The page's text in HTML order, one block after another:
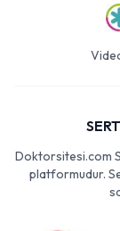
Doktorsitesi.com
platformudur.